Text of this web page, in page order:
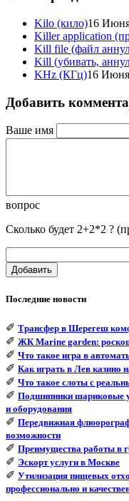
Kilo (кило)16
Killer application
Kill file (файл
Kill (убивать,
KHz (КГц)16
Добавить
Ваше имя
вопрос
Сколько будет 2+2*2 ?
Добавить
Последние новости
✐ Трансфер в Шерегеш
✐ ЖК Marine garden:
✐ Что такое игра в
✐ Как играть в Лев казино
✐ Что такое слоты с
✐ Подшипники шариковые
и оборудования
✐ Передвижная
возможности
✐ Преимущества работы в
✐ Эскорт услуги в Москве
✐ Утилизация пищевых
профессионально и